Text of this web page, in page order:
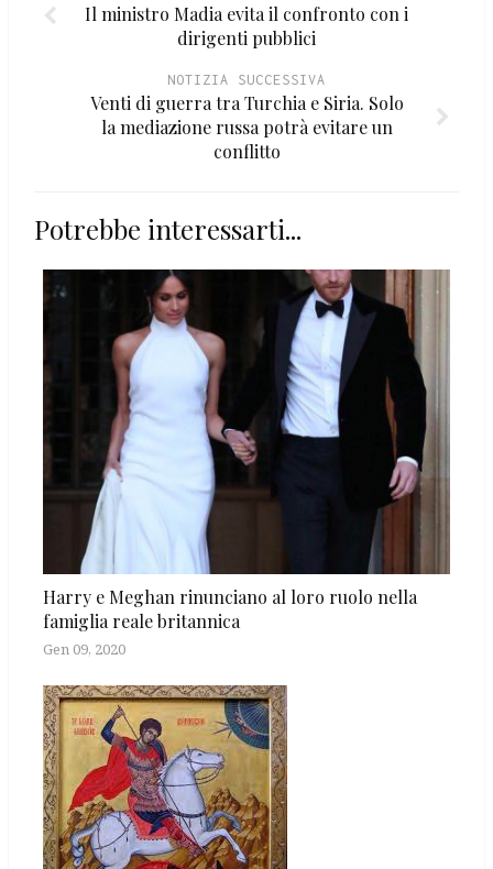
Il ministro Madia evita il confronto con i
dirigenti pubblici
NOTIZIA SUCCESSIVA
Venti di guerra tra Turchia e Siria. Solo
la mediazione russa potrà evitare un
conflitto
Potrebbe interessarti...
Harry e Meghan rinunciano al loro ruolo nella
famiglia reale britannica
Gen 09, 2020